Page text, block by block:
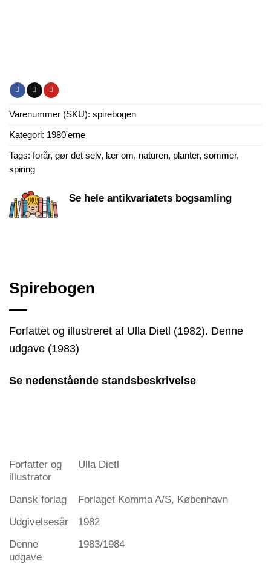
Varenummer (SKU): spirebogen
Kategori: 1980'erne
Tags: forår, gør det selv, lær om, naturen, planter, sommer,
spiring
Se hele antikvariatets bogsamling
Spirebogen
Forfattet og illustreret af Ulla Dietl (1982). Denne
udgave (1983)
Se nedenstående standsbeskrivelse
Forfatter og
illustrator
Ulla Dietl
Dansk forlag
Forlaget Komma A/S, København
Udgivelsesår
1982
Denne
udgave
1983/1984